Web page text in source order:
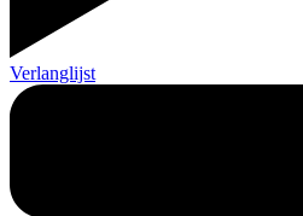
Verlanglijst